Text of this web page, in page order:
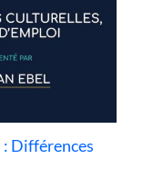
: Différences